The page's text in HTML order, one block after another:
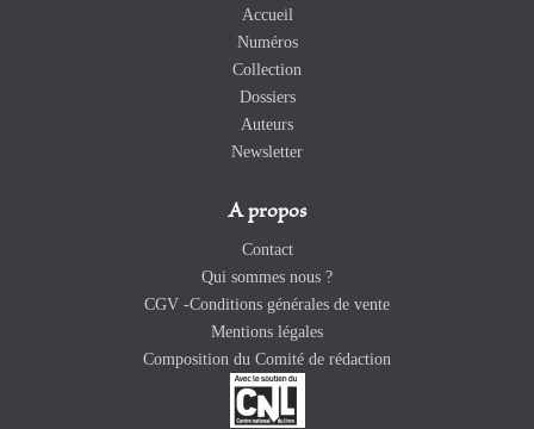
Accueil
Numéros
Collection
Dossiers
Auteurs
Newsletter
A propos
Contact
Qui sommes nous ?
CGV -Conditions générales de vente
Mentions légales
Composition du Comité de rédaction